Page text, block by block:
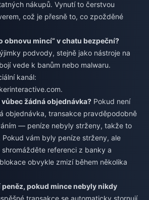
nákupů. Vynutí to čerstvou
což je přesně to, co zpožděné
obnovu mincí“ v chatu bezpeční?
podvody, stejně jako nástroje na
vede k banům nebo malwaru.
kanál:
.
žádná objednávka? Pokud není
objednávka, transakce pravděpodobně
— peníze nebyly strženy, takže to
vám byly peníze strženy, ale
referenci z banky a
obvykle zmizí během několika
pokud mince nebyly nikdy